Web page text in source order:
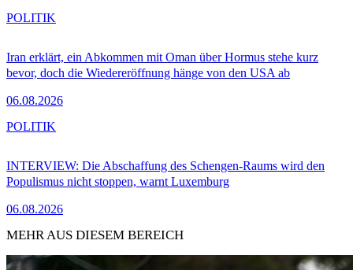
Iran erklärt, ein Abkommen mit Oman über Hormus stehe kurz
bevor, doch die Wiedereröffnung hänge von den USA ab
06.08.2026
POLITIK
INTERVIEW: Die Abschaffung des Schengen-Raums wird den
Populismus nicht stoppen, warnt Luxemburg
06.08.2026
POLITIK
MEHR AUS DIESEM BEREICH